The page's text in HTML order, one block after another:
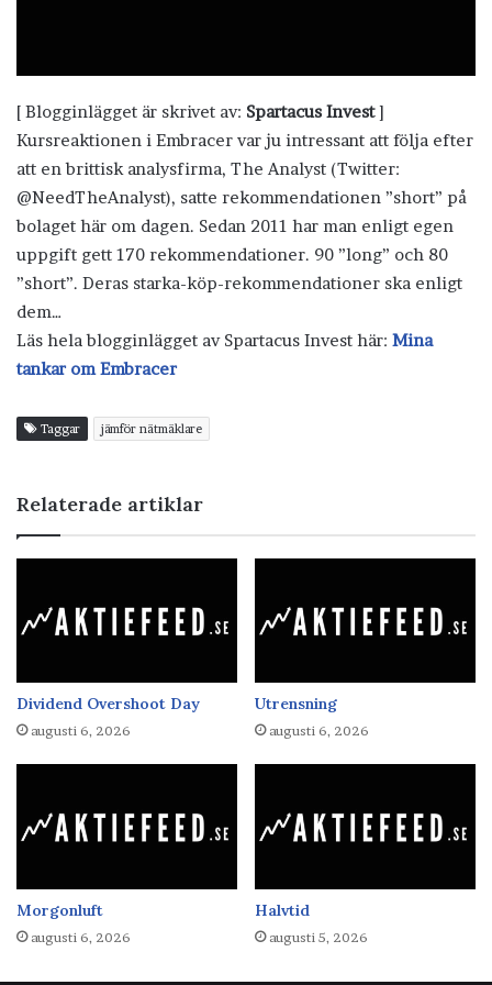
[ Blogginlägget är skrivet av: Spartacus Invest]
Kursreaktionen i Embracer var ju intressant att följa efter
att en brittisk analysfirma, The Analyst (Twitter:
@NeedTheAnalyst), satte rekommendationen ”short” på
bolaget här om dagen. Sedan 2011 har man enligt egen
uppgift gett 170 rekommendationer. 90 ”long” och 80
”short”. Deras starka-köp-rekommendationer ska enligt
dem…
Läs hela blogginlägget av Spartacus Invest här: Mina
tankar om Embracer
Taggar jämför nätmäklare
Relaterade artiklar
Dividend Overshoot Day
augusti 6, 2026
Utrensning
augusti 6, 2026
Morgonluft
augusti 6, 2026
Halvtid
augusti 5, 2026